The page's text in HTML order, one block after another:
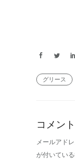
グリース
コメン
メールアド
が付いてい